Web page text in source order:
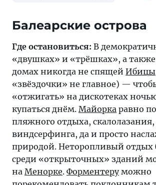
Балеарские острова
Где остановиться: В
«двушках» и «трёшках», а
домах никогда не спящей Ибицы
«звёздочки» не главное) —
«отжигать» на дискотеках
купаться днём. Майорка равно
пляжного отдыха,
виндсерфинга, да и просто
природой. Неторопливый отдых
среди «открыточных» зданий
на Менорке. Форментеруможно